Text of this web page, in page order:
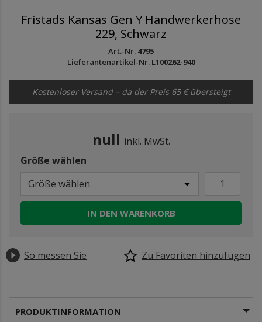
Fristads Kansas Gen Y Handwerkerhose
229, Schwarz
Art.-Nr. 4795
Lieferantenartikel-Nr. L100262-940
Kostenloser Versand – da der Preis 65 € übersteigt
null inkl. MwSt.
Größe wählen
Größe wählen
IN DEN WARENKORB
So messen Sie Zu Favoriten hinzufügen
PRODUKTINFORMATION